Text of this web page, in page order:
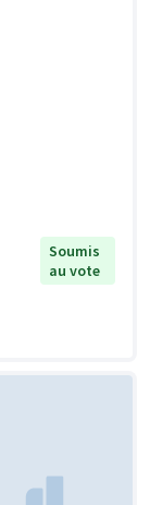
Soumis
au vote